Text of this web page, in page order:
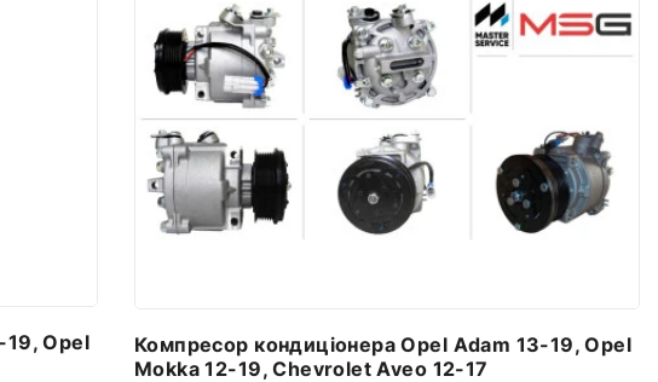
19, Opel
Компресор кондиціонера Opel Adam 13-19, Opel
Mokka 12-19, Chevrolet Aveo 12-17